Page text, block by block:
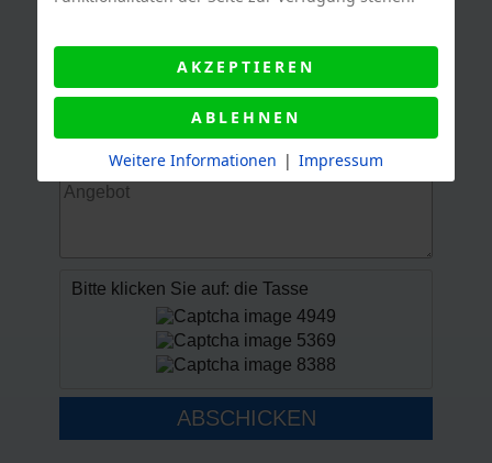
BETREFF
Bitte klicken Sie auf: die Tasse
ABSCHICKEN
AKZEPTIEREN
ABLEHNEN
Weitere Informationen | Impressum